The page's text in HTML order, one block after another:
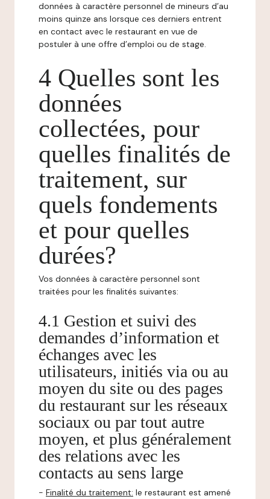
données à caractère personnel de mineurs d’au
moins quinze ans lorsque ces derniers entrent
en contact avec le restaurant en vue de
postuler à une offre d’emploi ou de stage.
4 Quelles sont les
données
collectées, pour
quelles finalités de
traitement, sur
quels fondements
et pour quelles
durées?
Vos données à caractère personnel sont
traitées pour les finalités suivantes:
4.1 Gestion et suivi des
demandes d’information et
échanges avec les
utilisateurs, initiés via ou au
moyen du site ou des pages
du restaurant sur les réseaux
sociaux ou par tout autre
moyen, et plus généralement
des relations avec les
contacts au sens large
- Finalité du traitement: le restaurant est amené